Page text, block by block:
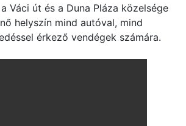
Váci út és a Duna Pláza közelsége
helyszín mind autóval, mind
érkező vendégek számára.